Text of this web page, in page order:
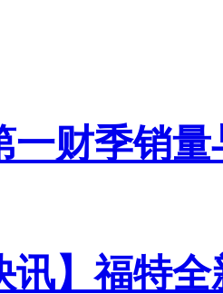
一财季销
讯】福特